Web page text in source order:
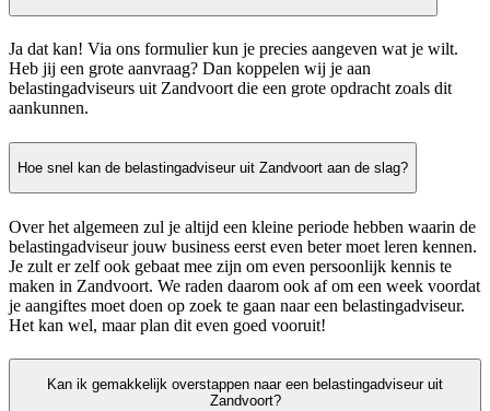
Ja dat kan! Via ons formulier kun je precies aangeven wat je wilt.
Heb jij een grote aanvraag? Dan koppelen wij je aan
belastingadviseurs uit Zandvoort die een grote opdracht zoals dit
aankunnen.
Hoe snel kan de belastingadviseur uit Zandvoort aan de slag?
Over het algemeen zul je altijd een kleine periode hebben waarin de
belastingadviseur jouw business eerst even beter moet leren kennen.
Je zult er zelf ook gebaat mee zijn om even persoonlijk kennis te
maken in Zandvoort. We raden daarom ook af om een week voordat
je aangiftes moet doen op zoek te gaan naar een belastingadviseur.
Het kan wel, maar plan dit even goed vooruit!
Kan ik gemakkelijk overstappen naar een belastingadviseur uit
Zandvoort?